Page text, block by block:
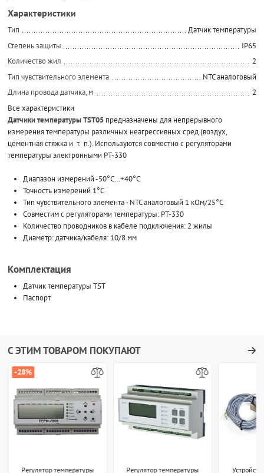
Характеристики
Тип
Датчик температуры
Степень защиты
IP65
Количество жил
2
Тип чувствительного элемента
NTC аналоговый
Длина провода датчика, м
2
Все характеристики
Датчики температуры TST05 предназначены для непрерывного
измерения температуры различных неагрессивных сред (воздух,
цементная стяжка и т. п.). Используются совместно с регуляторами
температуры электронными РТ-330
Диапазон измерений -50°C…+40°C
Точность измерений 1°С
Тип чувствительного элемента - NTC аналоговый 1 кОм/25°С
Совместим с регуляторами температуры: РТ-330
Количество проводников в кабеле подключения: 2 жилы
Диаметр: датчика/кабеля: 10/8 мм
Комплектация
Датчик температуры TST
Паспорт
С ЭТИМ ТОВАРОМ ПОКУПАЮТ
-28%
Регулятор температуры
Регулятор температуры